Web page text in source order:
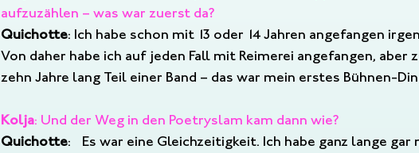
aufzuzählen – was war zuerst da?
Quichotte: Ich habe schon mit 13 oder 14 Jahren angefangen
Von daher habe ich auf jeden Fall mit Reimerei angefangen, aber
zehn Jahre lang Teil einer Band – das war mein erstes Bühnen-
Kolja: Und der Weg in den Poetryslam kam dann wie?
Quichotte:
Es war eine Gleichzeitigkeit. Ich habe ganz lange gar